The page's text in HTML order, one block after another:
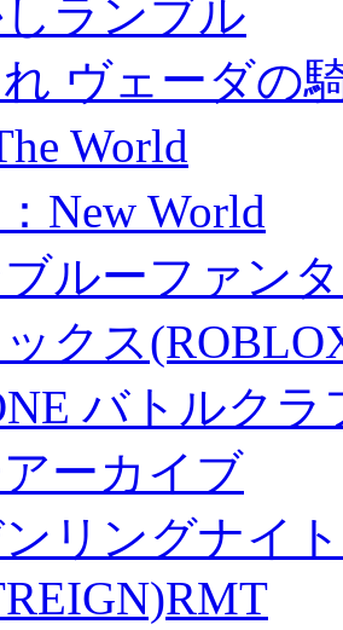
ランブル
ヴェーダの
World
New World
ルーファン
クス
バトルク
ーカイブ
リングナイ